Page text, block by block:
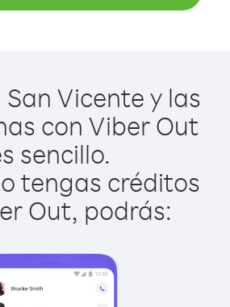
Vicente y las
con Viber Out
sencillo.
tengas créditos
Out, podrás: